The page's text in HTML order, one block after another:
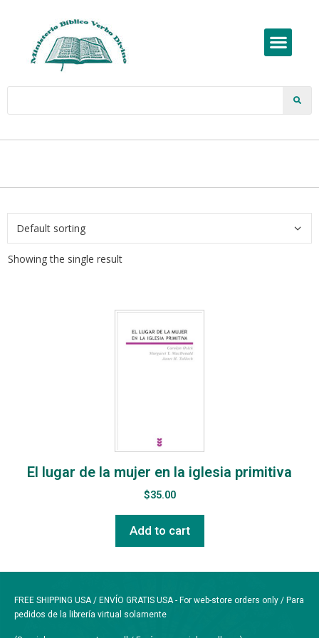
Showing the single result
El lugar de la mujer en la iglesia primitiva
$35.00
Add to cart
FREE SHIPPING USA / ENVÍO GRATIS USA - For web-store orders only / Para
pedidos de la librería virtual solamente